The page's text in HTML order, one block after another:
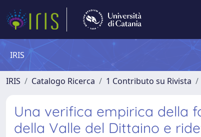
IRIS
IRIS Catalogo Ricerca 1 Contributo su Rivista
Una verifica empirica della
della Valle del Dittaino e